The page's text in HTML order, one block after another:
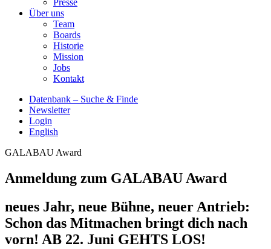
Presse
Über uns
Team
Boards
Historie
Mission
Jobs
Kontakt
Datenbank – Suche & Finde
Newsletter
Login
English
GALABAU Award
Anmeldung zum GALABAU Award
neues Jahr, neue Bühne, neuer Antrieb:
Schon das Mitmachen bringt dich nach
vorn! AB 22. Juni GEHTS LOS!